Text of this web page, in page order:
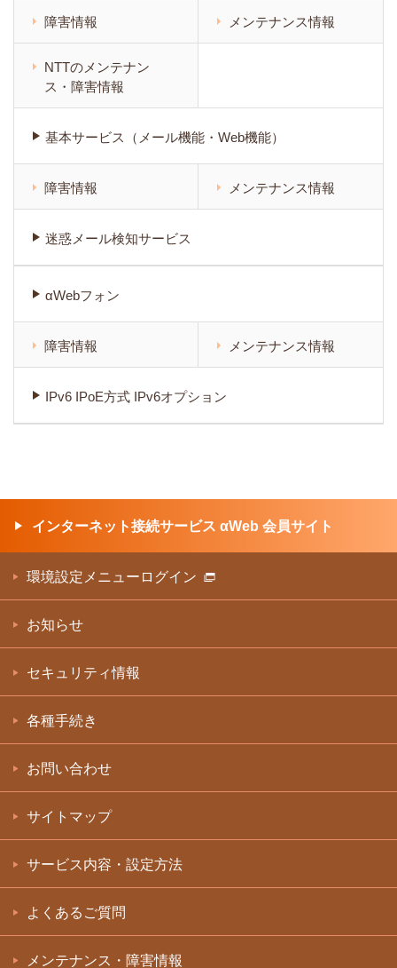
障害情報 メンテナンス情報
NTTのメンテナン
ス・障害情報
基本サービス（メール機能・Web機能）
障害情報 メンテナンス情報
迷惑メール検知サービス
αWebフォン
障害情報 メンテナンス情報
IPv6 IPoE方式 IPv6オプション
インターネット接続サービス αWeb 会員サイト
環境設定メニューログイン
お知らせ
セキュリティ情報
各種手続き
お問い合わせ
サイトマップ
サービス内容・設定方法
よくあるご質問
メンテナンス・障害情報